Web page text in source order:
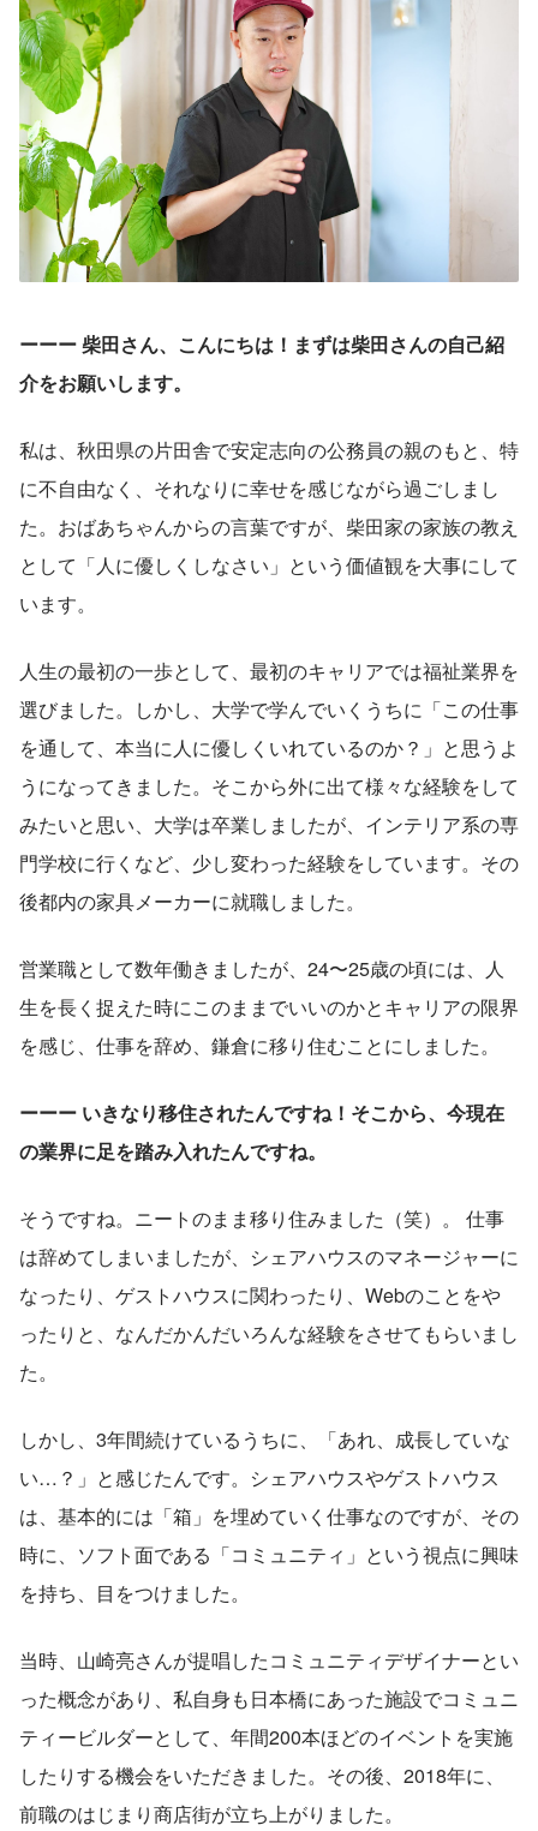
ーーー 柴田さん、こんにちは！まずは柴田さんの自己紹
介をお願いします。
私は、秋田県の片田舎で安定志向の公務員の親のもと、特
に不自由なく、それなりに幸せを感じながら過ごしまし
た。おばあちゃんからの言葉ですが、柴田家の家族の教え
として「人に優しくしなさい」という価値観を大事にして
います。
人生の最初の一歩として、最初のキャリアでは福祉業界を
選びました。しかし、大学で学んでいくうちに「この仕事
を通して、本当に人に優しくいれているのか？」と思うよ
うになってきました。そこから外に出て様々な経験をして
みたいと思い、大学は卒業しましたが、インテリア系の専
門学校に行くなど、少し変わった経験をしています。その
後都内の家具メーカーに就職しました。
営業職として数年働きましたが、24〜25歳の頃には、人
生を長く捉えた時にこのままでいいのかとキャリアの限界
を感じ、仕事を辞め、鎌倉に移り住むことにしました。
ーーー いきなり移住されたんですね！そこから、今現在
の業界に足を踏み入れたんですね。
そうですね。ニートのまま移り住みました（笑）。 仕事
は辞めてしまいましたが、シェアハウスのマネージャーに
なったり、ゲストハウスに関わったり、Webのことをや
ったりと、なんだかんだいろんな経験をさせてもらいまし
た。
しかし、3年間続けているうちに、「あれ、成長していな
い…？」と感じたんです。シェアハウスやゲストハウス
は、基本的には「箱」を埋めていく仕事なのですが、その
時に、ソフト面である「コミュニティ」という視点に興味
を持ち、目をつけました。
当時、山崎亮さんが提唱したコミュニティデザイナーとい
った概念があり、私自身も日本橋にあった施設でコミュニ
ティービルダーとして、年間200本ほどのイベントを実施
したりする機会をいただきました。その後、2018年に、
前職のはじまり商店街が立ち上がりました。